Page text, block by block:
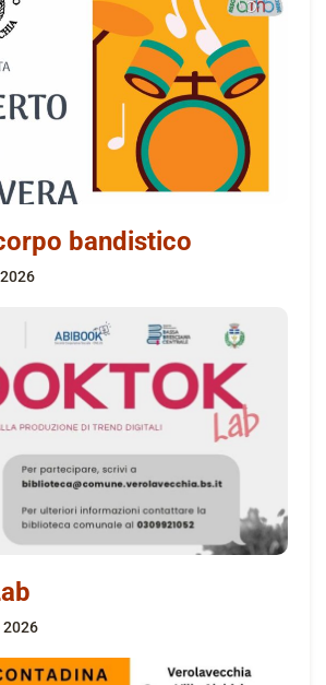
bandistico
2026